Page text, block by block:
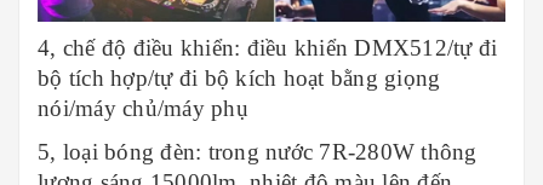
4, chế độ điều khiển: điều khiển DMX512/tự đi
bộ tích hợp/tự đi bộ kích hoạt bằng giọng
nói/máy chủ/máy phụ
5, loại bóng đèn: trong nước 7R-280W thông